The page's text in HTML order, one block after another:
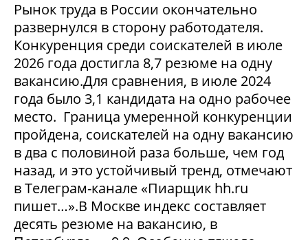
Рынок труда в России окончательно
развернулся в сторону работодателя.
Конкуренция среди соискателей в июле
2026 года достигла 8,7 резюме на одну
вакансию.Для сравнения, в июле 2024
года было 3,1 кандидата на одно рабочее
место. Граница умеренной конкуренции
пройдена, соискателей на одну вакансию
в два с половиной раза больше, чем год
назад, и это устойчивый тренд, отмечают
в Телеграм-канале «Пиарщик hh.ru
пишет…».В Москве индекс составляет
десять резюме на вакансию, в